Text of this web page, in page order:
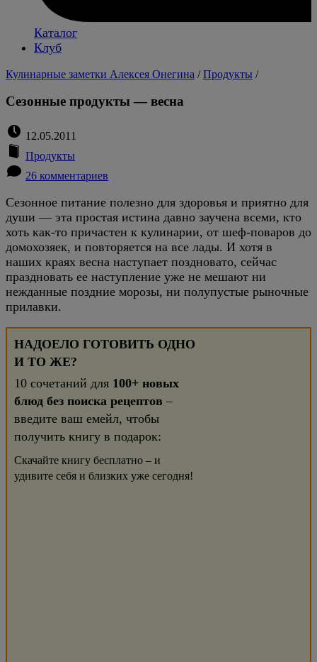
Каталог
Клуб
Кулинарные заметки Алексея Онегина /Продукты /
Сезонные продукты — весна
12.05.2011
Продукты
26 комментариев
Сезонное питание полезно для здоровья и приятно для
души — эта простая истина давно заучена всеми, кто
хоть как-то причастен к кулинарии, от шеф-поваров до
домохозяек, и повторяется на все лады. И хотя в
наших краях весна наступает поздновато, сейчас
праздновать ее наступление уже не мешают ни
нежданные поздние морозы, ни полупустые рыночные
прилавки.
НАДОЕЛО ГОТОВИТЬ ОДНО
И ТО ЖЕ?
10 сочетаний для 100+ новых
блюд без поиска рецептов –
введите ваш емейл, чтобы
получить книгу в подарок:
Скачайте книгу бесплатно – и
удивите себя и близких уже сегодня!